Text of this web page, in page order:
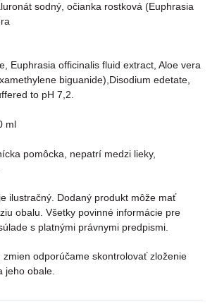
sodný, očianka rostková (Euphrasia
Euphrasia officinalis fluid extract, Aloe vera
biguanide),Disodium edetate,
to pH 7,2.
ml
pomôcka, nepatrí medzi lieky,
ilustračný. Dodaný produkt môže mať
obalu. Všetky povinné informácie pre
s platnými právnymi predpismi.
odporúčame skontrolovať zloženie
jeho obale.